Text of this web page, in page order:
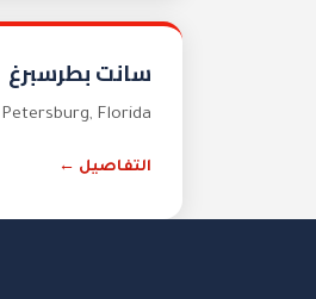
سانت بطرسبرغ
, Florida
التفاصيل ←